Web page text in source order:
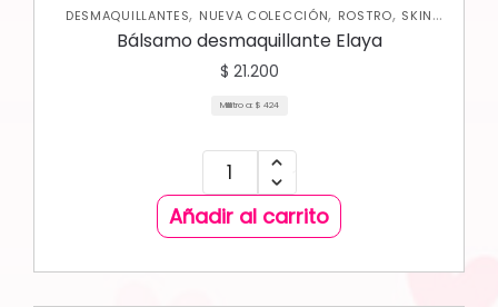
DESMAQUILLANTES, NUEVA COLECCIÓN, ROSTRO, SKIN
CARE FACIAL
Bálsamo desmaquillante Elaya
$ 21.200
Mililitro a: $ 424
Añadir al carrito